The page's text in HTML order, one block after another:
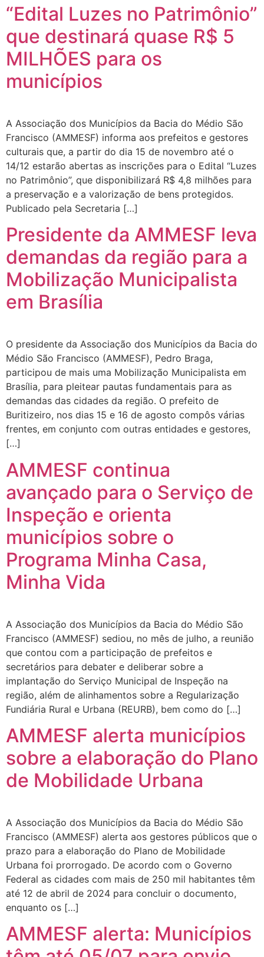
“Edital Luzes no Patrimônio”
que destinará quase R$ 5
MILHÕES para os
municípios
A Associação dos Municípios da Bacia do Médio São
Francisco (AMMESF) informa aos prefeitos e gestores
culturais que, a partir do dia 15 de novembro até o
14/12 estarão abertas as inscrições para o Edital “Luzes
no Patrimônio”, que disponibilizará R$ 4,8 milhões para
a preservação e a valorização de bens protegidos.
Publicado pela Secretaria […]
Presidente da AMMESF leva
demandas da região para a
Mobilização Municipalista
em Brasília
O presidente da Associação dos Municípios da Bacia do
Médio São Francisco (AMMESF), Pedro Braga,
participou de mais uma Mobilização Municipalista em
Brasília, para pleitear pautas fundamentais para as
demandas das cidades da região. O prefeito de
Buritizeiro, nos dias 15 e 16 de agosto compôs várias
frentes, em conjunto com outras entidades e gestores,
[…]
AMMESF continua
avançado para o Serviço de
Inspeção e orienta
municípios sobre o
Programa Minha Casa,
Minha Vida
A Associação dos Municípios da Bacia do Médio São
Francisco (AMMESF) sediou, no mês de julho, a reunião
que contou com a participação de prefeitos e
secretários para debater e deliberar sobre a
implantação do Serviço Municipal de Inspeção na
região, além de alinhamentos sobre a Regularização
Fundiária Rural e Urbana (REURB), bem como do […]
AMMESF alerta municípios
sobre a elaboração do Plano
de Mobilidade Urbana
A Associação dos Municípios da Bacia do Médio São
Francisco (AMMESF) alerta aos gestores públicos que o
prazo para a elaboração do Plano de Mobilidade
Urbana foi prorrogado. De acordo com o Governo
Federal as cidades com mais de 250 mil habitantes têm
até 12 de abril de 2024 para concluir o documento,
enquanto os […]
AMMESF alerta: Municípios